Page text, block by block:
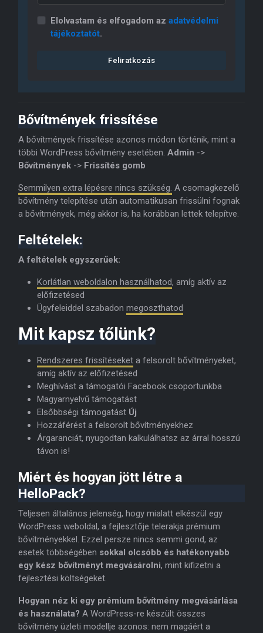
Elolvastam és elfogadom az adatvédelmi
tájékoztatót.
Feliratkozás
Bővítmények frissítése
A bővítmények frissítése azonos módon történik, mint a
többi WordPress bővítmény esetében. Admin ->
Bővítmények -> Frissítés gomb
Semmilyen extra lépésre nincs szükség. A csomagkezelő
bővítmény telepítése után automatikusan frissülni fognak
a bővítmények, még akkor is, ha korábban lettek telepítve.
Feltételek:
A feltételek egyszerűek:
Korlátlan weboldalon használhatod, amíg aktív az
előfizetésed
Ügyfeleiddel szabadon megoszthatod
Mit kapsz tőlünk?
Rendszeres frissítéseket a felsorolt bővítményeket,
amíg aktív az előfizetésed
Meghívást a támogatói Facebook csoportunkba
Magyarnyelvű támogatást
Elsőbbségi támogatást Új
Hozzáférést a felsorolt bővítményekhez
Árgaranciát, nyugodtan kalkulálhatsz az árral hosszú
távon is!
Miért és hogyan jött létre a
HelloPack?
Teljesen általános jelenség, hogy mialatt elkészül egy
WordPress weboldal, a fejlesztője telerakja prémium
bővítményekkel. Ezzel persze nincs semmi gond, az
esetek többségében sokkal olcsóbb és hatékonyabb
egy kész bővítményt megvásárolni, mint kifizetni a
fejlesztési költségeket.
Hogyan néz ki egy prémium bővítmény megvásárlása
és használata? A WordPress-re készült összes
bővítmény üzleti modellje azonos: nem magáért a